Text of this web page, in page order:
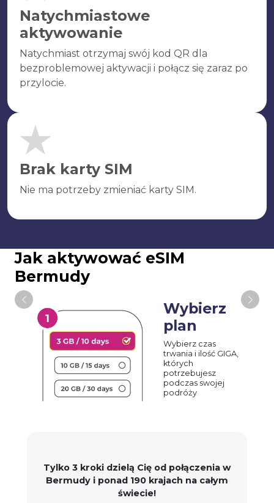
Natychmiastowe
aktywowanie
Natychmiast otrzymaj swój kod QR dla
bezproblemowej aktywacji i połącz się zaraz po
przylocie.
Brak karty SIM
Nie ma potrzeby zmieniać karty SIM.
Jak aktywować eSIM
Bermudy
Wybierz
plan
Wybierz czas
trwania i ilość GIGA,
których
potrzebujesz
podczas swojej
podróży
Tylko 3 kroki dzielą Cię od połączenia w
Bermudy i ponad 190 krajach na całym
świecie!